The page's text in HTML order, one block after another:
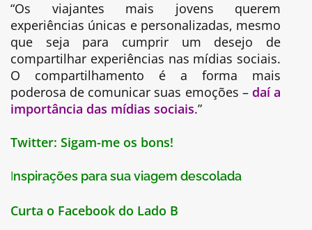
“Os viajantes mais jovens querem
experiências únicas e personalizadas, mesmo
que seja para cumprir um desejo de
compartilhar experiências nas mídias sociais.
O compartilhamento é a forma mais
poderosa de comunicar suas emoções – daí a
importância das mídias sociais.”
Twitter: Sigam-me os bons!
Inspirações para sua viagem descolada
Curta o Facebook do Lado B